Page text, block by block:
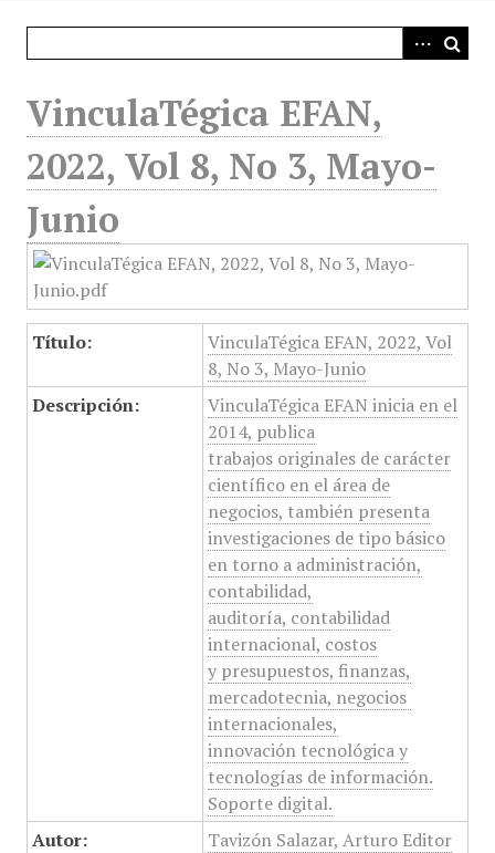
VinculaTégica EFAN,
2022, Vol 8, No 3, Mayo-
Junio
Título:
VinculaTégica EFAN, 2022, Vol
8, No 3, Mayo-Junio
Descripción:
VinculaTégica EFAN inicia en el
2014, publica
trabajos originales de carácter
científico en el área de
negocios, también presenta
investigaciones de tipo básico
en torno a administración,
contabilidad,
auditoría, contabilidad
internacional, costos
y presupuestos, finanzas,
mercadotecnia, negocios
internacionales,
innovación tecnológica y
tecnologías de información.
Soporte digital.
Autor:
Tavizón Salazar, Arturo Editor